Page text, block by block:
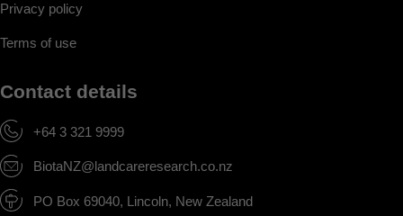
Privacy policy
Terms of use
Contact details
+64 3 321 9999
BiotaNZ@landcareresearch.co.nz
PO Box 69040, Lincoln, New Zealand